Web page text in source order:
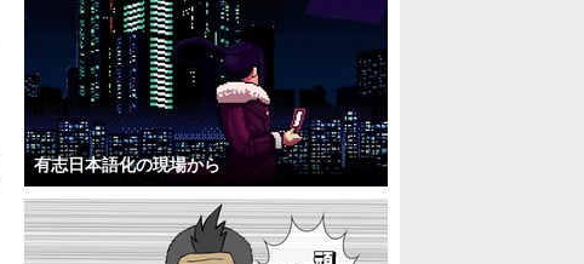
有志日本語化の現場から